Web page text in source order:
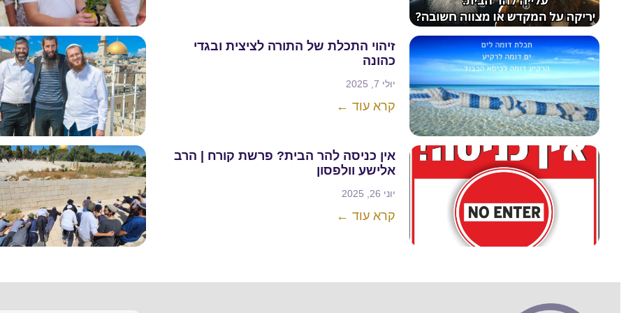
זיהוי התכלת של התורה לציצית ובגדי
כהונה
יולי 7, 2025
קרא עוד ←
אין כניסה להר הבית? פרשת קורח | הרב
אלישע וולפסון
יוני 26, 2025
קרא עוד ←